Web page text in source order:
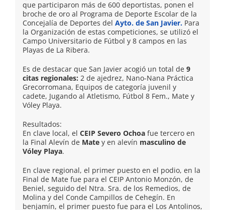
que participaron más de 600 deportistas, ponen el
broche de oro al Programa de Deporte Escolar de la
Concejalía de Deportes del Ayto. de San Javier. Para
la Organización de estas competiciones, se utilizó el
Campo Universitario de Fútbol y 8 campos en las
Playas de La Ribera.
Es de destacar que San Javier acogió un total de 9
citas regionales: 2 de ajedrez, Nano-Nana Práctica
Grecorromana, Equipos de categoría juvenil y
cadete, Jugando al Atletismo, Fútbol 8 Fem., Mate y
Vóley Playa.
Resultados:
En clave local, el CEIP Severo Ochoa fue tercero en
la Final Alevín de Mate y en alevín masculino de
Vóley Playa.
En clave regional, el primer puesto en el podio, en la
Final de Mate fue para el CEIP Antonio Monzón, de
Beniel, seguido del Ntra. Sra. de los Remedios, de
Molina y del Conde Campillos de Cehegín. En
benjamín, el primer puesto fue para el Los Antolinos,